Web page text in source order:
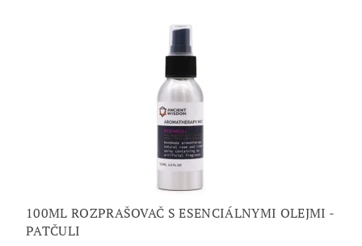
100ML ROZPRAŠOVAČ S ESENCIÁLNYMI OLEJMI -
PATČULI